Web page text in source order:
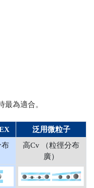
最為適合。
泛用微粒子
布
高Cv （粒徑分布
廣）